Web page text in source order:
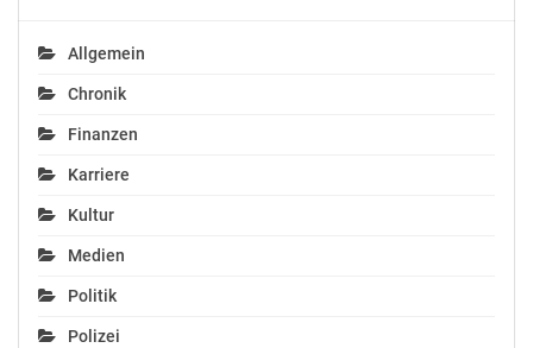
Allgemein
Chronik
Finanzen
Karriere
Kultur
Medien
Politik
Polizei